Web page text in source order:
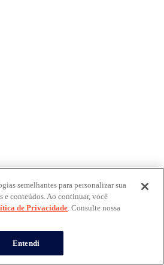
semelhantes para personalizar sua
e conteúdos. Ao continuar, você
de Privacidade. Consulte nossa
Entendi